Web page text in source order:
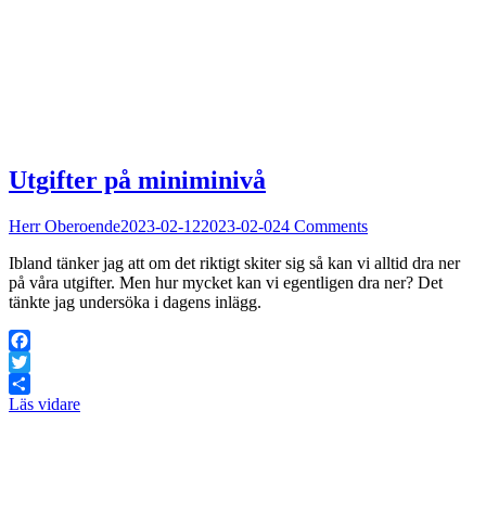
Utgifter på miniminivå
Herr Oberoende2023-02-122023-02-024 Comments
Ibland tänker jag att om det riktigt skiter sig så kan vi alltid dra ner
på våra utgifter. Men hur mycket kan vi egentligen dra ner? Det
tänkte jag undersöka i dagens inlägg.
Facebook
Twitter
Dela
Läs vidare